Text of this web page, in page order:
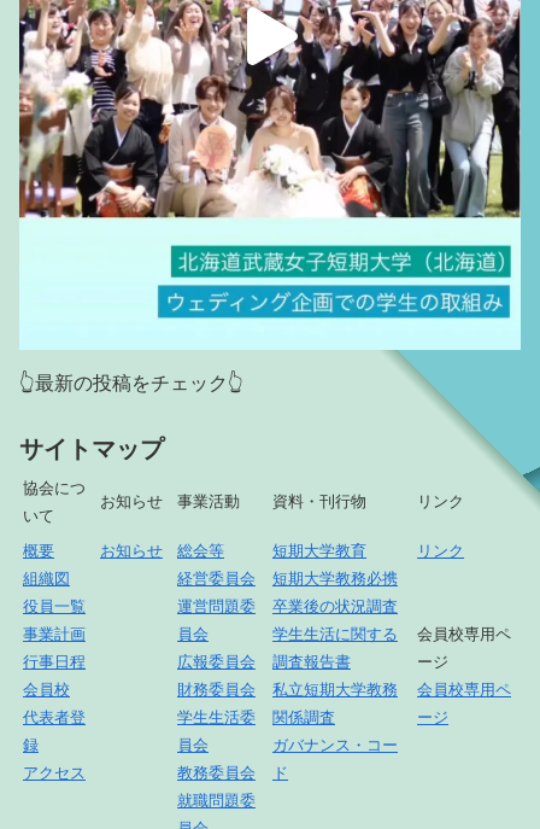
👆最新の投稿をチェック👆
サイトマップ
協会につ
いて
お知らせ 事業活動 資料・刊行物 リンク
概要
組織図
役員一覧
事業計画
行事日程
会員校
代表者登
録
アクセス
お知らせ
総会等
経営委員会
運営問題委
員会
広報委員会
財務委員会
学生生活委
員会
教務委員会
就職問題委
短期大学教育
短期大学教務必携
卒業後の状況調査
学生生活に関する
調査報告書
私立短期大学教務
関係調査
ガバナンス・コー
ド
リンク
会員校専用ペ
ージ
会員校専用ペ
ージ